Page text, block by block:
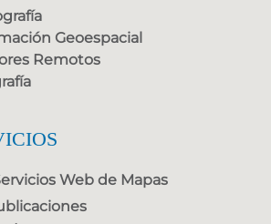
Geoespacial
Remotos
Web de Mapas